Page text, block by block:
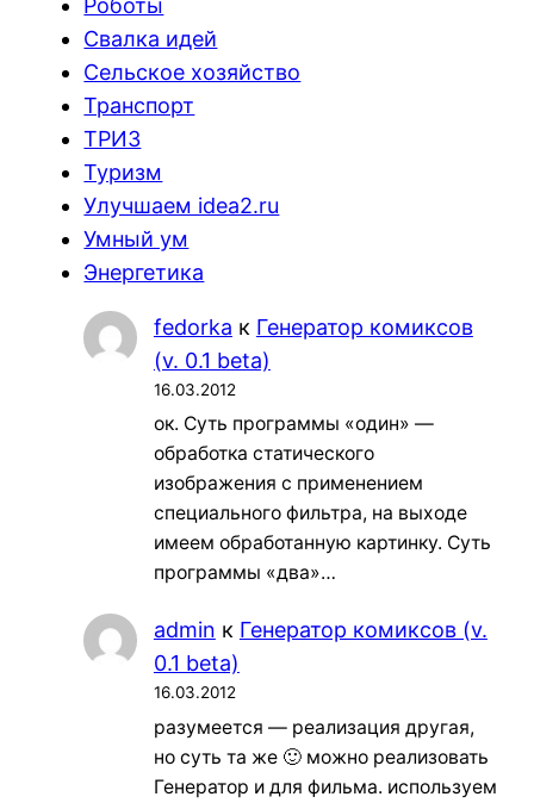
Свалка идей
Сельское хозяйство
Транспорт
ТРИЗ
Туризм
Улучшаем idea2.ru
Умный ум
Энергетика
fedorka к Генератор комиксов
(v. 0.1 beta)
16.03.2012
ок. Суть программы «один» —
обработка статического
изображения с применением
специального фильтра, на выходе
имеем обработанную картинку. Суть
программы «два»…
admin к Генератор комиксов (v.
0.1 beta)
16.03.2012
разумеется — реализация другая,
но суть та же 🙂 можно реализовать
Генератор и для фильма. используем